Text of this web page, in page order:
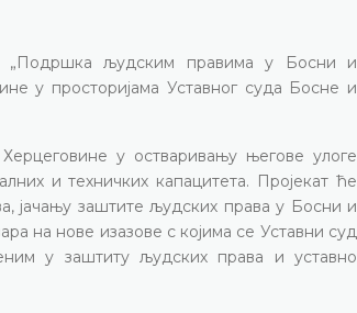
„Подршка људским правима у Босни и
у просторијама Уставног суда Босне и
у остваривању његове улоге
и техничких капацитета. Пројекат ће
јачању заштите људских права у Босни и
на нове изазове с којима се Уставни суд
у заштиту људских права и уставно